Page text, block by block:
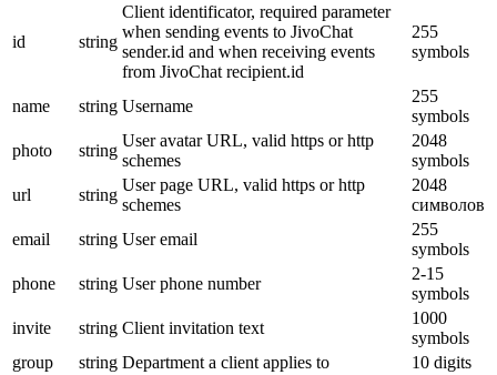
id string
Client identificator, required parameter
when sending events to JivoChat
sender.id and when receiving events
from JivoChat recipient.id
255
symbols
name string Username
255
symbols
photo
string
User avatar URL, valid https or http
schemes
2048
symbols
url
string
User page URL, valid https or http
schemes
2048
символов
email
string User email
255
symbols
phone
string User phone number
2-15
symbols
invite
string Client invitation text
1000
symbols
group
string Department a client applies to
10 digits